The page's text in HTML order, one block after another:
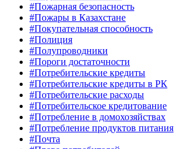
#Пожарная безопасность
#Пожары в Казахстане
#Покупательная способность
#Полиция
#Полупроводники
#Пороги достаточности
#Потребительские кредиты
#Потребительские кредиты в РК
#Потребительские расходы
#Потребительское кредитование
#Потребление в домохозяйствах
#Потребление продуктов питания
#Почта